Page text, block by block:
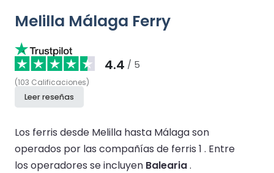
Melilla Málaga Ferry
4.4 / 5
(103 Calificaciones)
Leer reseñas
Los ferris desde Melilla hasta Málaga son
operados por las compañías de ferris 1 . Entre
los operadores se incluyen Balearia.